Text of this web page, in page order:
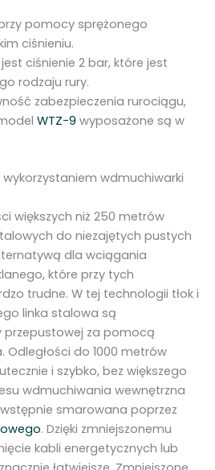
pomocy sprężonego
ciśnieniu.
ciśnienie 2 bar, które jest
rodzaju rury.
zabezpieczenia rurociągu,
WTZ-9 wyposażone są w
wdmuchiwarki
większych niż 250 metrów
do niezajętych pustych
dla wciągania
które przy tych
trudne. W tej technologii tłok i
linka stalowa są
za pomocą
do 1000 metrów
i szybko, bez większego
wdmuchiwania wewnętrzna
smarowana poprzez
. Dzięki zmniejszonemu
kabli energetycznych lub